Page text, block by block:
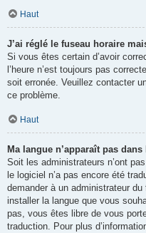
Haut
J’ai réglé le fuseau horaire
Si vous êtes certain d’avoir
l’heure n’est toujours pas
soit erronée. Veuillez contacter
ce problème.
Haut
Ma langue n’apparaît pas
Soit les administrateurs n’ont
le logiciel n’a pas encore été
demander à un administrateur
installer la langue que vous
pas, vous êtes libre de vous
traduction. Pour plus